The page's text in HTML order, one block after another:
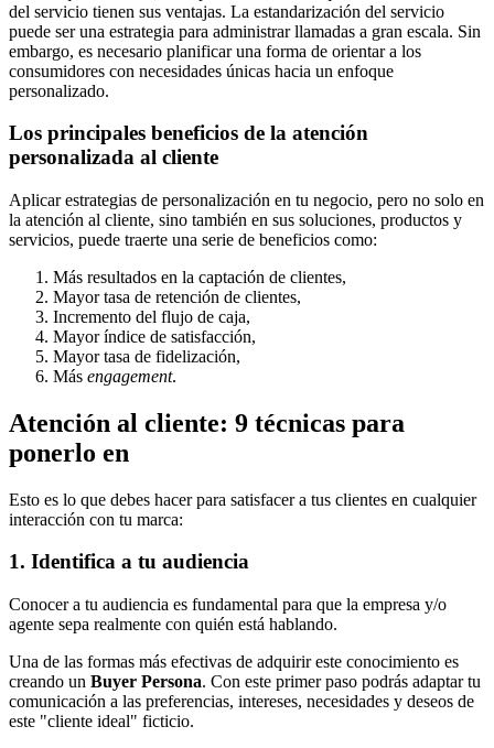
del servicio tienen sus ventajas. La estandarización del servicio
puede ser una estrategia para administrar llamadas a gran escala. Sin
embargo, es necesario planificar una forma de orientar a los
consumidores con necesidades únicas hacia un enfoque
personalizado.
Los principales beneficios de la atención
personalizada al cliente
Aplicar estrategias de personalización en tu negocio, pero no solo en
la atención al cliente, sino también en sus soluciones, productos y
servicios, puede traerte una serie de beneficios como:
Más resultados en la captación de clientes,
Mayor tasa de retención de clientes,
Incremento del flujo de caja,
Mayor índice de satisfacción,
Mayor tasa de fidelización,
Más engagement.
Atención al cliente: 9 técnicas para
ponerlo en
Esto es lo que debes hacer para satisfacer a tus clientes en cualquier
interacción con tu marca:
1. Identifica a tu audiencia
Conocer a tu audiencia es fundamental para que la empresa y/o
agente sepa realmente con quién está hablando.
Una de las formas más efectivas de adquirir este conocimiento es
creando un Buyer Persona. Con este primer paso podrás adaptar tu
comunicación a las preferencias, intereses, necesidades y deseos de
este "cliente ideal" ficticio.